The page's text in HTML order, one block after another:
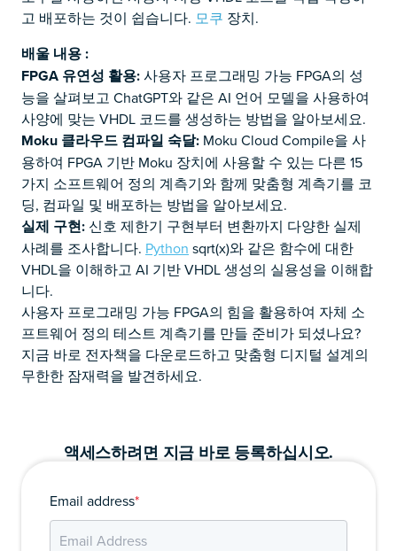
고 배포하는 것이 쉽습니다. 모쿠 장치.
배울 내용 :
FPGA 유연성 활용:사용자 프로그래밍 가능 FPGA의 성
능을 살펴보고 ChatGPT와 같은 AI 언어 모델을 사용하여
사양에 맞는 VHDL 코드를 생성하는 방법을 알아보세요.
Moku 클라우드 컴파일 숙달: Moku Cloud Compile을 사
용하여 FPGA 기반 Moku 장치에 사용할 수 있는 다른 15
가지 소프트웨어 정의 계측기와 함께 맞춤형 계측기를 코
딩, 컴파일 및 배포하는 방법을 알아보세요.
실제 구현: 신호 제한기 구현부터 변환까지 다양한 실제
사례를 조사합니다. Python sqrt(x)와 같은 함수에 대한
VHDL을 이해하고 AI 기반 VHDL 생성의 실용성을 이해합
니다.
사용자 프로그래밍 가능 FPGA의 힘을 활용하여 자체 소
프트웨어 정의 테스트 계측기를 만들 준비가 되셨나요?
지금 바로 전자책을 다운로드하고 맞춤형 디지털 설계의
무한한 잠재력을 발견하세요.
액세스하려면 지금 바로 등록하십시오.
Email address*